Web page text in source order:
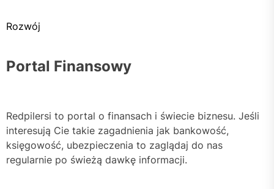
Rozwój
Portal Finansowy
Redpilersi to portal o finansach i świecie biznesu. Jeśli
interesują Cie takie zagadnienia jak bankowość,
księgowość, ubezpieczenia to zaglądaj do nas
regularnie po świeżą dawkę informacji.